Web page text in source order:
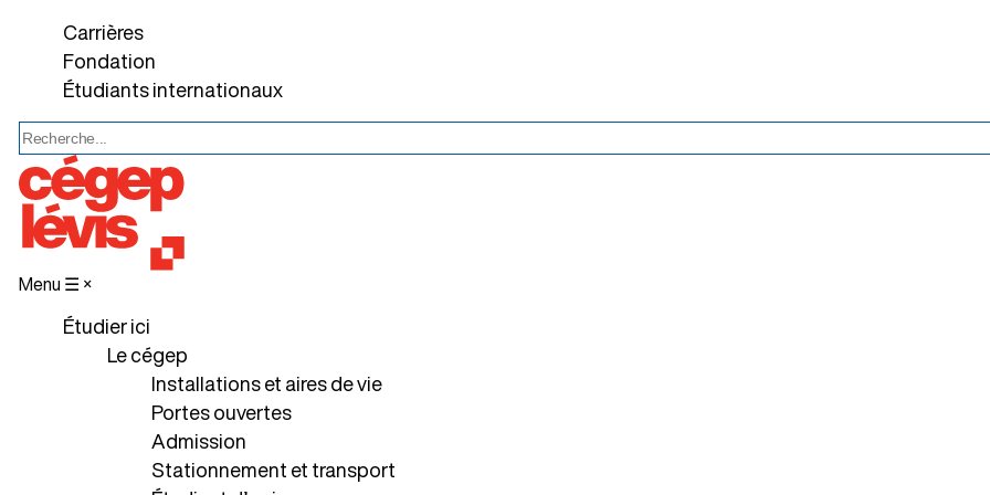
Carrières
Fondation
Étudiants internationaux
Menu ☰ ×
Étudier ici
Le cégep
Installations et aires de vie
Portes ouvertes
Admission
Stationnement et transport